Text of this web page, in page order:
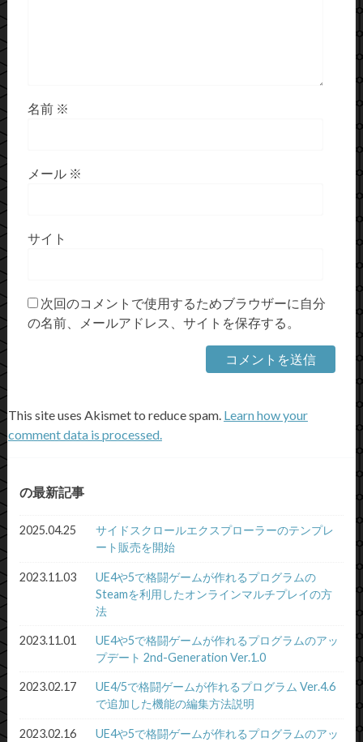
名前 ※
メール ※
サイト
次回のコメントで使用するためブラウザーに自分
の名前、メールアドレス、サイトを保存する。
This site uses Akismet to reduce spam. Learn how your
comment data is processed.
の最新記事
2025.04.25
サイドスクロールエクスプローラーのテンプレ
ート販売を開始
2023.11.03
UE4や5で格闘ゲームが作れるプログラムの
Steamを利用したオンラインマルチプレイの方
法
2023.11.01
UE4や5で格闘ゲームが作れるプログラムのアッ
プデート 2nd-Generation Ver.1.0
2023.02.17
UE4/5で格闘ゲームが作れるプログラム Ver.4.6
で追加した機能の編集方法説明
2023.02.16
UE4や5で格闘ゲームが作れるプログラムのアッ